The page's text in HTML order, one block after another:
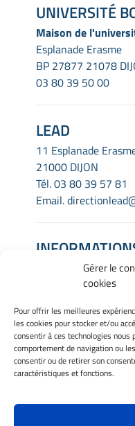
Gérer le
cookies
Pour offrir les meilleures
les cookies pour stocker et/ou
consentir à ces technologies
comportement de navigation ou
consentir ou de retirer son
caractéristiques et fonctions.
UNIVERSITÉ
Maison de
Esplanade Erasme
BP 27877 21078
03 80 39 50 00
LEAD
11 Esplanade
21000 DIJON
Tél.03 80 39 57 81
Email.
Mentions Légales
Gérer mes cookies
Déclaration de
Avertissement
INTRANET
Site Officiel - LEAD -